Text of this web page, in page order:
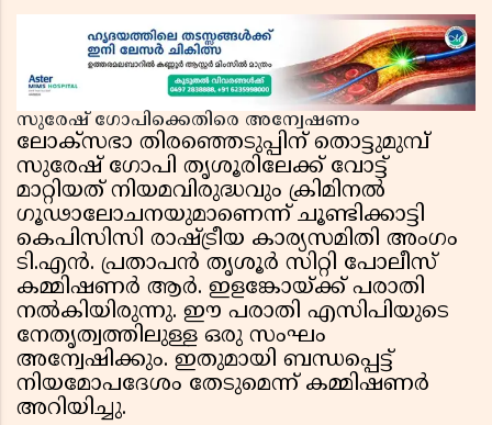
സുരേഷ് ഗോപിക്കെതിരെ അന്വേഷണം
ലോക്‌സഭാ തിരഞ്ഞെടുപ്പിന് തൊട്ടുമുമ്പ്
സുരേഷ് ഗോപി തൃശൂരിലേക്ക് വോട്ട്
മാറ്റിയത് നിയമവിരുദ്ധവും ക്രിമിനൽ
ഗൂഢാലോചനയുമാണെന്ന് ചൂണ്ടിക്കാട്ടി
കെപിസിസി രാഷ്ട്രീയ കാര്യസമിതി അംഗം
ടി.എൻ. പ്രതാപൻ തൃശൂർ സിറ്റി പോലീസ്
കമ്മിഷണർ ആർ. ഇളങ്കോയ്ക്ക് പരാതി
നൽകിയിരുന്നു. ഈ പരാതി എസിപിയുടെ
നേതൃത്വത്തിലുള്ള ഒരു സംഘം
അന്വേഷിക്കും. ഇതുമായി ബന്ധപ്പെട്ട്
നിയമോപദേശം തേടുമെന്ന് കമ്മിഷണർ
അറിയിച്ചു.